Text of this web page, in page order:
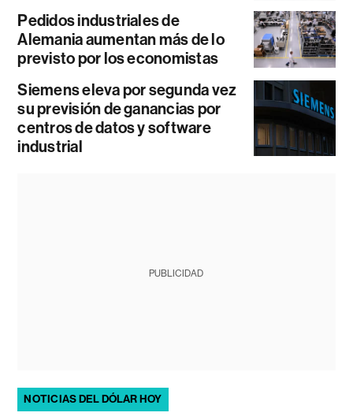
Pedidos industriales de
Alemania aumentan más de lo
previsto por los economistas
Siemens eleva por segunda vez
su previsión de ganancias por
centros de datos y software
industrial
PUBLICIDAD
NOTICIAS DEL DÓLAR HOY